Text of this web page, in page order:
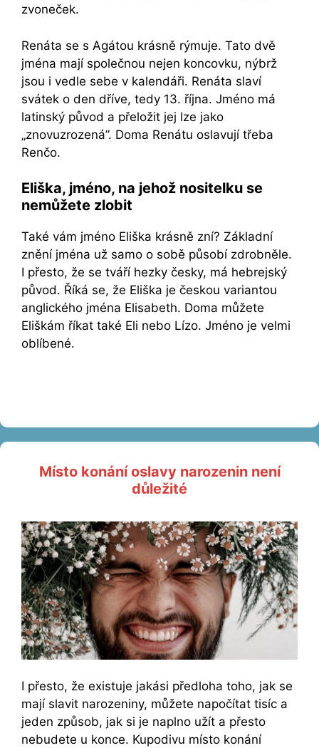
zvoneček.
Renáta se s Agátou krásně rýmuje. Tato dvě
jména mají společnou nejen koncovku, nýbrž
jsou i vedle sebe v kalendáři. Renáta slaví
svátek o den dříve, tedy 13. října. Jméno má
latinský původ a přeložit jej lze jako
„znovuzrozená”. Doma Renátu oslavují třeba
Renčo.
Eliška, jméno, na jehož nositelku se
nemůžete zlobit
Také vám jméno Eliška krásně zní? Základní
znění jména už samo o sobě působí zdrobněle.
I přesto, že se tváří hezky česky, má hebrejský
původ. Říká se, že Eliška je českou variantou
anglického jména Elisabeth. Doma můžete
Eliškám říkat také Eli nebo Lízo. Jméno je velmi
oblíbené.
Místo konání oslavy narozenin není
důležité
I přesto, že existuje jakási předloha toho, jak se
mají slavit narozeniny, můžete napočítat tisíc a
jeden způsob, jak si je naplno užít a přesto
nebudete u konce. Kupodivu místo konání